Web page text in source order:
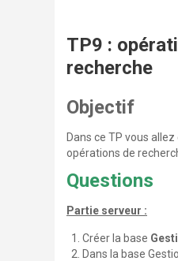
TP9 :
recherche
Objectif
Dans ce TP vous
opérations de
Questions
Partie serveur :
Créer la base
Dans la base